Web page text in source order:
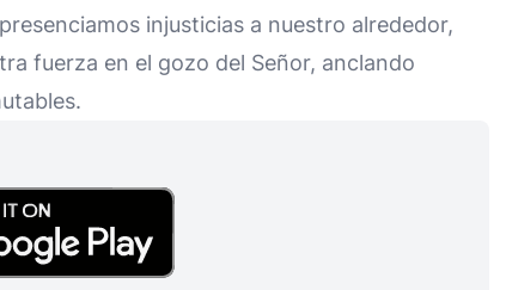
injusticias a nuestro alrededor,
fuerza en el gozo del Señor, anclando